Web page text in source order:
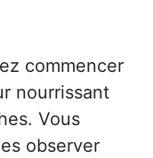
commencer
nourrissant
Vous
observer